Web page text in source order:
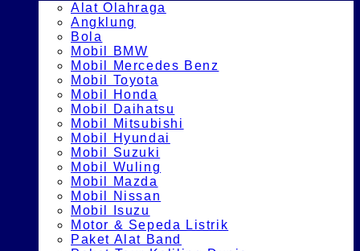
Alat Olahraga
Angklung
Bola
Mobil BMW
Mobil Mercedes Benz
Mobil Toyota
Mobil Honda
Mobil Daihatsu
Mobil Mitsubishi
Mobil Hyundai
Mobil Suzuki
Mobil Wuling
Mobil Mazda
Mobil Nissan
Mobil Isuzu
Motor & Sepeda Listrik
Paket Alat Band